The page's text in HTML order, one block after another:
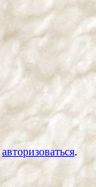
авторизоваться.